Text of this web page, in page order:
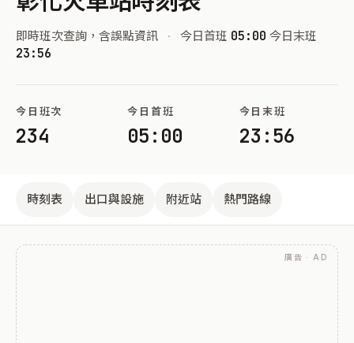
即時班次查詢，含誤點資訊 · 今日首班 05:00 今日末班
23:56
今日班次
234
今日首班
05:00
今日末班
23:56
時刻表 出口與設施 附近站 熱門路線
廣告 · AD